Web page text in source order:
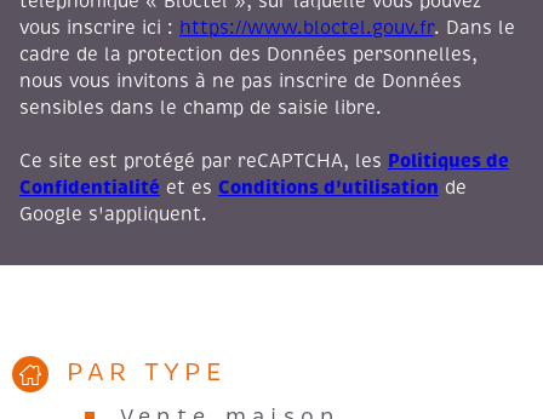
vous inscrire ici : https://www.bloctel.gouv.fr. Dans le
cadre de la protection des Données personnelles,
nous vous invitons à ne pas inscrire de Données
sensibles dans le champ de saisie libre.
Ce site est protégé par reCAPTCHA, les Politiques de
Confidentialité et es Conditions d'utilisation de
Google s'appliquent.
PAR TYPE